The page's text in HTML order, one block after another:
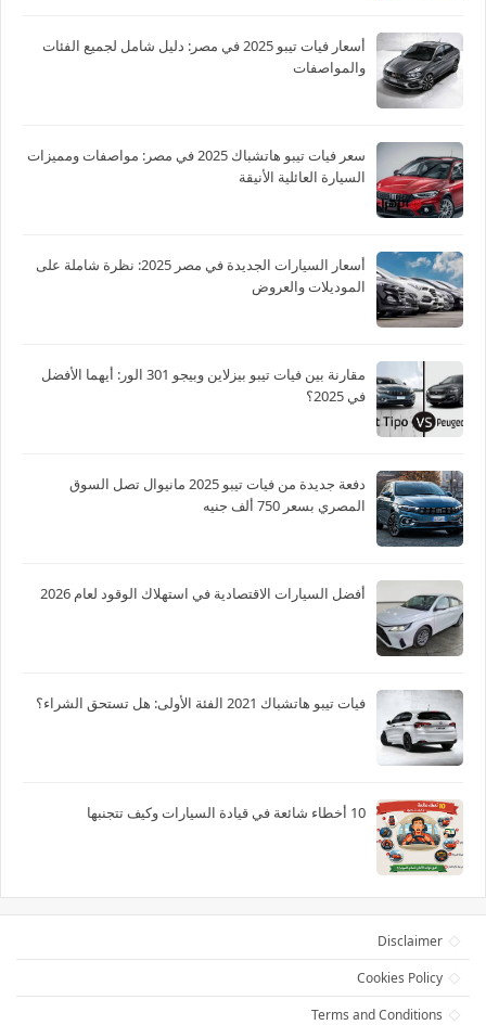
أسعار فيات تيبو 2025 في مصر: دليل شامل لجميع الفئات
والمواصفات
سعر فيات تيبو هاتشباك 2025 في مصر: مواصفات ومميزات
السيارة العائلية الأنيقة
أسعار السيارات الجديدة في مصر 2025: نظرة شاملة على
الموديلات والعروض
مقارنة بين فيات تيبو بيزلاين وبيجو 301 الور: أيهما الأفضل
في 2025؟
دفعة جديدة من فيات تيبو 2025 مانيوال تصل السوق
المصري بسعر 750 ألف جنيه
أفضل السيارات الاقتصادية في استهلاك الوقود لعام 2026
فيات تيبو هاتشباك 2021 الفئة الأولى: هل تستحق الشراء؟
10 أخطاء شائعة في قيادة السيارات وكيف تتجنبها
Disclaimer
Cookies Policy
Terms and Conditions